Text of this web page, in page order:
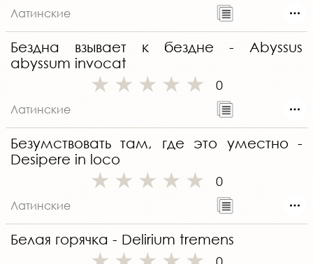
Латинские
Бездна взывает к бездне - Abyssus
abyssum invocat
0
Латинские
Безумствовать там, где это уместно -
Desipere in loco
0
Латинские
Белая горячка - Delirium tremens